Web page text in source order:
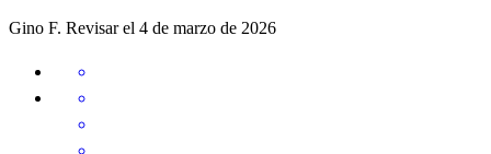
Gino F. Revisar el 4 de marzo de 2026